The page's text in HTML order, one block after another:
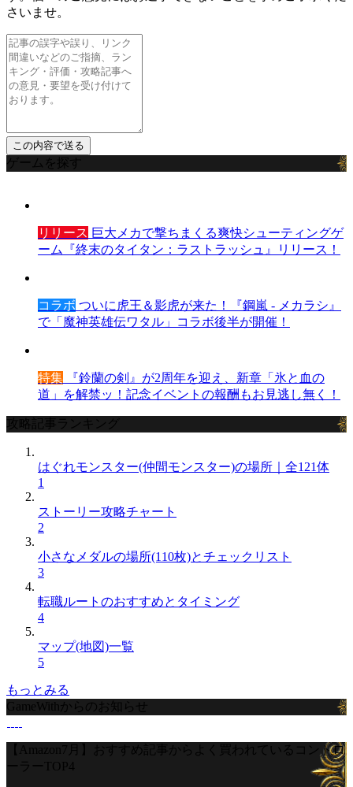
さいませ。
ゲームを探す
リリース 巨大メカで撃ちまくる爽快シューティングゲ
ーム『終末のタイタン：ラストラッシュ』リリース！
コラボ ついに虎王＆影虎が来た！『鋼嵐 - メカラシ』
で「魔神英雄伝ワタル」コラボ後半が開催！
特集 『鈴蘭の剣』が2周年を迎え、新章「氷と血の
道」を解禁ッ！記念イベントの報酬もお見逃し無く！
攻略記事ランキング
はぐれモンスター(仲間モンスター)の場所｜全121体
1
ストーリー攻略チャート
2
小さなメダルの場所(110枚)とチェックリスト
3
転職ルートのおすすめとタイミング
4
マップ(地図)一覧
5
もっとみる
GameWithからのお知らせ
【Amazon7月】おすすめ記事からよく買われているコントロ
ーラーTOP4